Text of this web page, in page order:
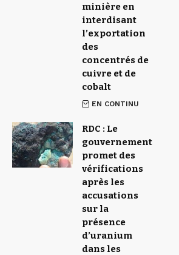
minière en
interdisant
l’exportation
des
concentrés de
cuivre et de
cobalt
EN CONTINU
RDC : Le
gouvernement
promet des
vérifications
après les
accusations
sur la
présence
d’uranium
dans les